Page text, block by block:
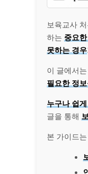
보육교사
하는 중요
못하는 경우
이 글에서
필요한 정
누구나 쉽
글을 통해
본 가이드는